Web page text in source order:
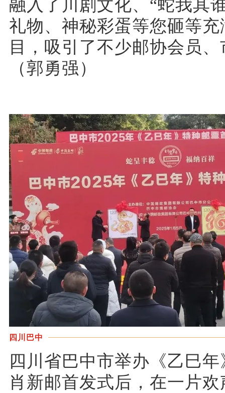
融入了川剧文化、“蛇我其
礼物、神秘彩蛋等您砸等
目，吸引了不少邮协会员
（郭勇强）
四川巴中
四川省巴中市举办《乙巳
肖新邮首发式后，在一片